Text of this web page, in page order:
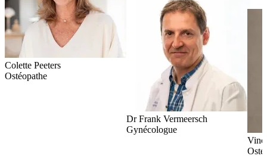
Colette Peeters
Ostéopathe
Dr Frank Vermeersch
Gynécologue